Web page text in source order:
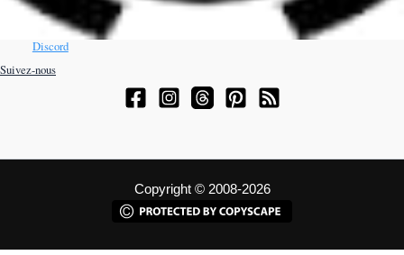
Discord
Suivez-nous
Copyright © 2008-2026